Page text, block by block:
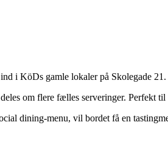
i KöDs gamle lokaler på Skolegade 21.
om flere fælles serveringer. Perfekt
dining-menu, vil bordet få en